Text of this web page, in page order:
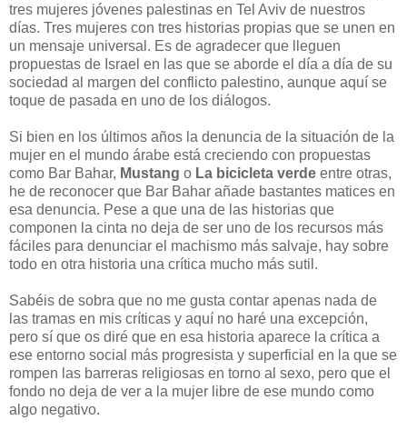
tres mujeres jóvenes palestinas en Tel Aviv de nuestros
días. Tres mujeres con tres historias propias que se unen en
un mensaje universal. Es de agradecer que lleguen
propuestas de Israel en las que se aborde el día a día de su
sociedad al margen del conflicto palestino, aunque aquí se
toque de pasada en uno de los diálogos.
Si bien en los últimos años la denuncia de la situación de la
mujer en el mundo árabe está creciendo con propuestas
como Bar Bahar, Mustang o La bicicleta verde entre otras,
he de reconocer que Bar Bahar añade bastantes matices en
esa denuncia. Pese a que una de las historias que
componen la cinta no deja de ser uno de los recursos más
fáciles para denunciar el machismo más salvaje, hay sobre
todo en otra historia una crítica mucho más sutil.
Sabéis de sobra que no me gusta contar apenas nada de
las tramas en mis críticas y aquí no haré una excepción,
pero sí que os diré que en esa historia aparece la crítica a
ese entorno social más progresista y superficial en la que se
rompen las barreras religiosas en torno al sexo, pero que el
fondo no deja de ver a la mujer libre de ese mundo como
algo negativo.